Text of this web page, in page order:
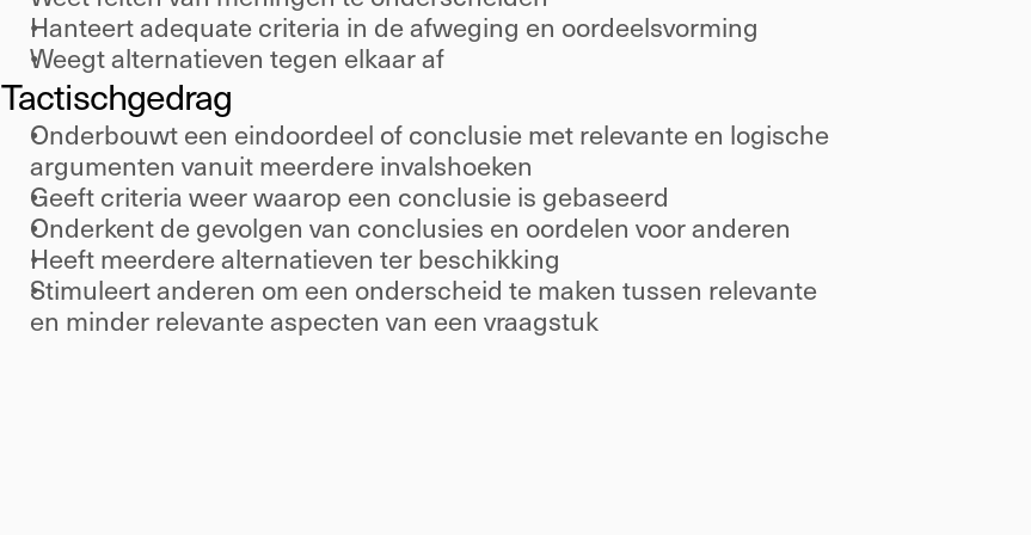
Hanteert adequate criteria in de afweging en oordeelsvorming
Weegt alternatieven tegen elkaar af
Tactischgedrag
Onderbouwt een eindoordeel of conclusie met relevante en logische
argumenten vanuit meerdere invalshoeken
Geeft criteria weer waarop een conclusie is gebaseerd
Onderkent de gevolgen van conclusies en oordelen voor anderen
Heeft meerdere alternatieven ter beschikking
Stimuleert anderen om een onderscheid te maken tussen relevante
en minder relevante aspecten van een vraagstuk